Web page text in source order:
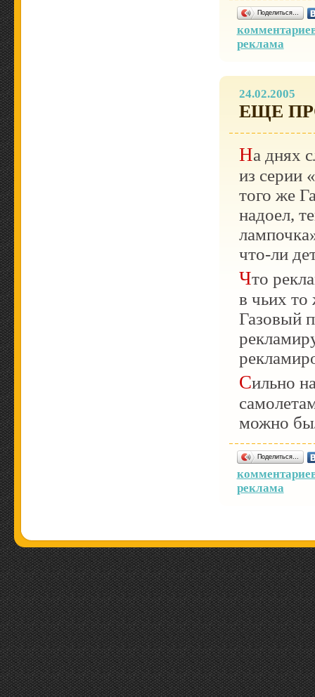
Поделиться…
реклама
24.02.2005
ЕЩЕ
На днях случайно отсмотрел очередную рекламу
из серии
того же
надоел,
что-ли
Что рекламируют — непонятно. Ну да, достояние,
в чьих то
Газовый
Сильно напоминает советскую рекламу «Летайте
можно
Поделиться…
реклама